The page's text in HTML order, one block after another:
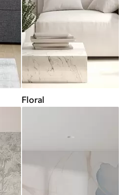
Floral